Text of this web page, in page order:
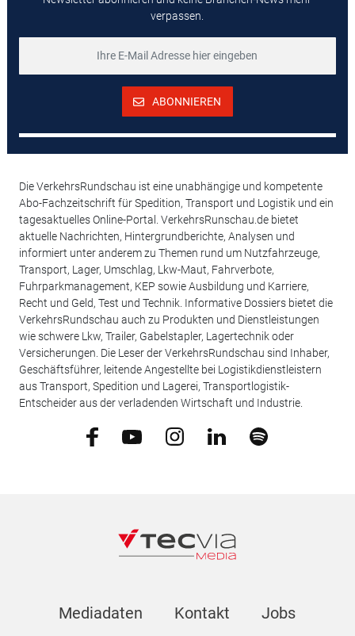
verpassen.
ABONNIEREN
Die VerkehrsRundschau ist eine unabhängige und kompetente
Abo-Fachzeitschrift für Spedition, Transport und Logistik und ein
tagesaktuelles Online-Portal. VerkehrsRunschau.de bietet
aktuelle Nachrichten, Hintergrundberichte, Analysen und
informiert unter anderem zu Themen rund um Nutzfahrzeuge,
Transport, Lager, Umschlag, Lkw-Maut, Fahrverbote,
Fuhrparkmanagement, KEP sowie Ausbildung und Karriere,
Recht und Geld, Test und Technik. Informative Dossiers bietet die
VerkehrsRundschau auch zu Produkten und Dienstleistungen
wie schwere Lkw, Trailer, Gabelstapler, Lagertechnik oder
Versicherungen. Die Leser der VerkehrsRundschau sind Inhaber,
Geschäftsführer, leitende Angestellte bei Logistikdienstleistern
aus Transport, Spedition und Lagerei, Transportlogistik-
Entscheider aus der verladenden Wirtschaft und Industrie.
Mediadaten Kontakt Jobs